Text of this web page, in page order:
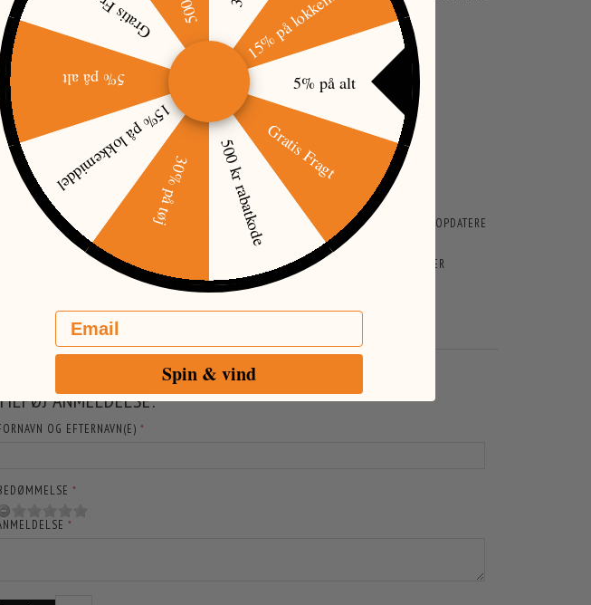
PRIS ELLER UDSOLGTE VARER BESTRÆBER VI OS PÅ HURTIGST MULIGT AT OPDATERE
TIL DEN FORKERTE PRIS. ENKELTE TEKSTER KAN VÆRE AUTOGENEREREDE ELLER
ANMELDELSE:
OG EFTERNAVN(E)
5% på alt
Gratis Fragt
500 kr rabatkode
30% på tøj
15% på lokkemiddel
5% på alt
Gratis Fragt
Email
Spin & vind